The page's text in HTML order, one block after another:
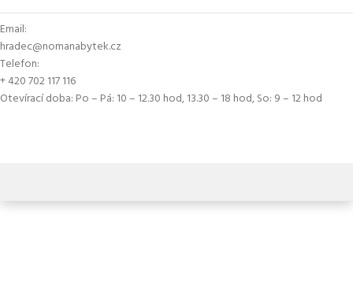
Email:
hradec@nomanabytek.cz
Telefon:
+ 420 702 117 116
Otevírací doba: Po – Pá: 10 – 12.30 hod, 13.30 – 18 hod, So: 9 – 12 hod